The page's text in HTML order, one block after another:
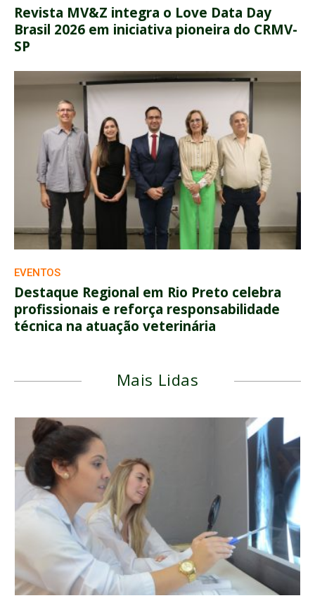
Revista MV&Z integra o Love Data Day
Brasil 2026 em iniciativa pioneira do CRMV-
SP
EVENTOS
Destaque Regional em Rio Preto celebra
profissionais e reforça responsabilidade
técnica na atuação veterinária
Mais Lidas